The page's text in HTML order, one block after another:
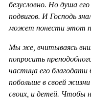
безусловно. Но душа
подвигов. И Господь
может понести этот
Мы же, вчитываясь
попросить
частица его
побольше в своей
своих, и детей. Чтобы